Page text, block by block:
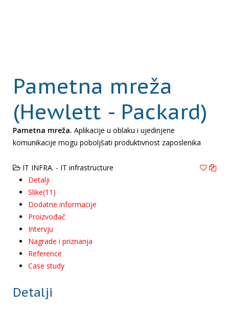
Pametna mreža
(Hewlett - Packard)
Pametna mreža. Aplikacije u oblaku i ujedinjene
komunikacije mogu poboljšati produktivnost zaposlenika
IT INFRA. - IT infrastructure
Detalji
Slike(11)
Dodatne informacije
Proizvođač
Intervju
Nagrade i priznanja
Reference
Case study
Detalji